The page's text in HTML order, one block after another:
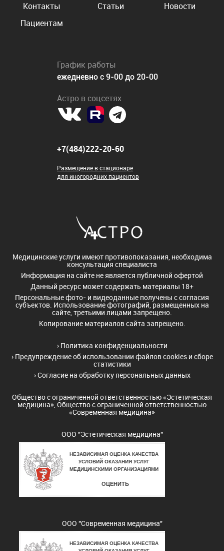
Контакты
Статьи
Новости
Пациентам
График работы
ежедневно с 9-00 до 20-00
Астро в соцсетях
+7(484)222-20-60
Размещение в стационаре
для иногородних пациентов
Медицинские услуги имеют противопоказания, необходима
консультация специалиста
Информация на сайте не является публичной офертой
Данный ресурс может содержать материалы 18+
Персональные фото- и видеоданные получены с согласия
субъектов. Использование фотографий, размещенных на
сайте, третьими лицами запрещено.
Копирование материалов сайта запрещено.
› Политика конфиденциальности
› Предупреждение об использовании файлов cookies и сборе
статистики
›Согласие на обработку персональных данных
Общество с ограниченной ответственностью «Эстетическая
медицина», Общество с ограниченной ответственностью
«Современная медицина»
ООО "Эстетическая медицина"
ООО "Современная медицина"